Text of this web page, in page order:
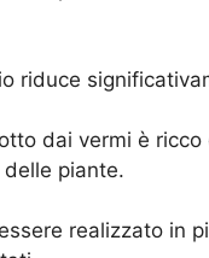
riduce
dai vermi è
piante.
realizzato in